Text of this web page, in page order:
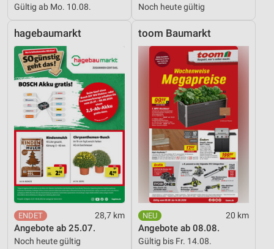
Gültig ab Mo. 10.08. Noch heute gültig
hagebaumarkt
28,7 km
Angebote ab 25.07.
Noch heute gültig
toom Baumarkt
20 km
Angebote ab 08.08.
Gültig bis Fr. 14.08.